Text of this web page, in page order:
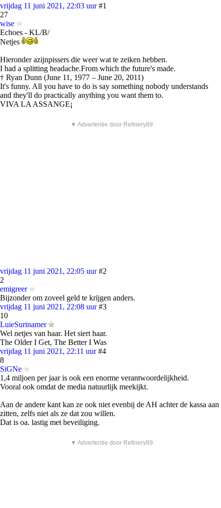
vrijdag 11 juni 2021, 22:03 uur #1
27
wise
Echoes - KL/B/
Netjes
Hieronder azijnpissers die weer wat te zeiken hebben.
I had a splitting headache.From which the future's made.
† Ryan Dunn (June 11, 1977 – June 20, 2011)
It's funny. All you have to do is say something nobody understands
and they'll do practically anything you want them to.
VIVA LA ASSANGE¡
▼ Advertentie door Refinery89
vrijdag 11 juni 2021, 22:05 uur #2
2
emigreer
Bijzonder om zoveel geld te krijgen anders.
vrijdag 11 juni 2021, 22:08 uur #3
10
LuieSurinamer
Wel netjes van haar. Het siert haar.
The Older I Get, The Better I Was
vrijdag 11 juni 2021, 22:11 uur #4
8
SiGNe
1,4 miljoen per jaar is ook een enorme verantwoordelijkheid.
Vooral ook omdat de media natuurlijk meekijkt.
Aan de andere kant kan ze ook niet evenbij de AH achter de kassa aan
zitten, zelfs niet als ze dat zou willen.
Dat is oa. lastig met beveiliging.
▼ Advertentie door Refinery89